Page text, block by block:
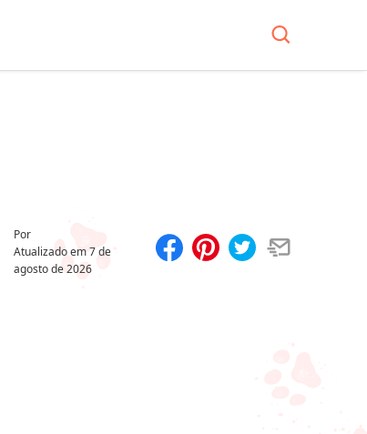
Por
Atualizado em7 de
agosto de 2026